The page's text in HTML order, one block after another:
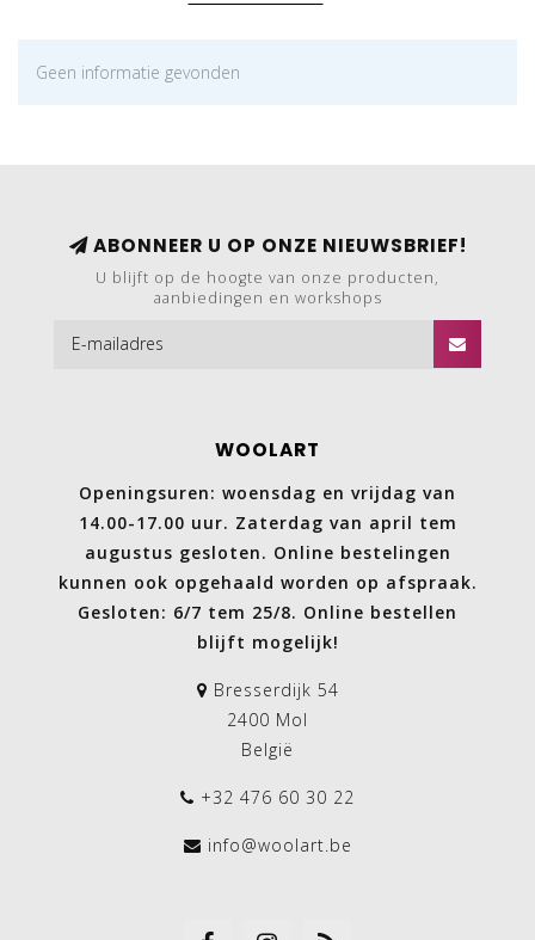
Geen informatie gevonden
ABONNEER U OP ONZE NIEUWSBRIEF!
U blijft op de hoogte van onze producten,
aanbiedingen en workshops
WOOLART
Openingsuren: woensdag en vrijdag van
14.00-17.00 uur. Zaterdag van april tem
augustus gesloten. Online bestelingen
kunnen ook opgehaald worden op afspraak.
Gesloten: 6/7 tem 25/8. Online bestellen
blijft mogelijk!
Bresserdijk 54
2400 Mol
België
+32 476 60 30 22
info@woolart.be